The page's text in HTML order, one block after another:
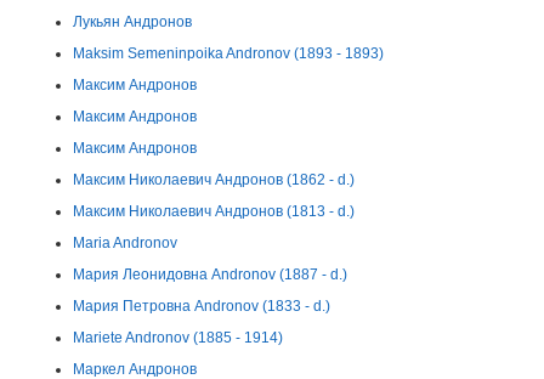
Лукьян Андронов
Maksim Semeninpoika Andronov (1893 - 1893)
Максим Андронов
Максим Андронов
Максим Андронов
Максим Николаевич Андронов (1862 - d.)
Максим Николаевич Андронов (1813 - d.)
Maria Andronov
Мария Леонидовна Andronov (1887 - d.)
Мария Петровна Andronov (1833 - d.)
Mariete Andronov (1885 - 1914)
Маркел Андронов